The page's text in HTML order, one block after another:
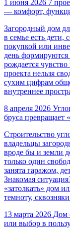
1 июня 2026 7
— комфорт,
Загородный дом
в семье есть дети,
покупкой или
день
рождается
проекта нельзя
сухим цифрам
внутреннее
8 апреля 2026
бруса превращает
Строительство
владельцы
вроде бы и земли
только один
занята гаражом,
Знакомая
«затолкать» дом
темноту,
13 марта 2026 Дом
или выбор в